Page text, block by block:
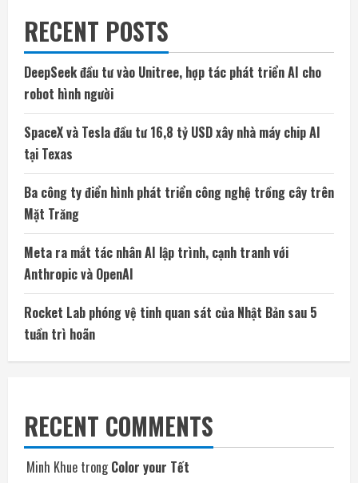
RECENT POSTS
DeepSeek đầu tư vào Unitree, hợp tác phát triển AI cho
robot hình người
SpaceX và Tesla đầu tư 16,8 tỷ USD xây nhà máy chip AI
tại Texas
Ba công ty điển hình phát triển công nghệ trồng cây trên
Mặt Trăng
Meta ra mắt tác nhân AI lập trình, cạnh tranh với
Anthropic và OpenAI
Rocket Lab phóng vệ tinh quan sát của Nhật Bản sau 5
tuần trì hoãn
RECENT COMMENTS
Minh Khue trongColor your Tết